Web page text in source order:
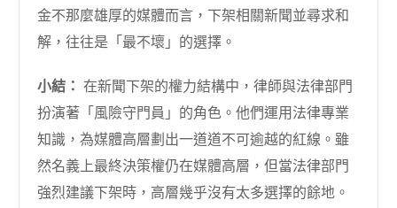
金不那麼雄厚的媒體而言，下架相關新聞並尋求和
解，往往是「最不壞」的選擇。
小結： 在新聞下架的權力結構中，律師與法律部門
扮演著「風險守門員」的角色。他們運用法律專業
知識，為媒體高層劃出一道道不可逾越的紅線。雖
然名義上最終決策權仍在媒體高層，但當法律部門
強烈建議下架時，高層幾乎沒有太多選擇的餘地。